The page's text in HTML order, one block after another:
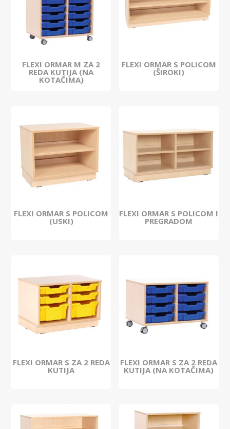
FLEXI ORMAR M ZA 2
REDA KUTIJA (NA
KOTAČIMA)
FLEXI ORMAR S POLICOM
(ŠIROKI)
FLEXI ORMAR S POLICOM
(USKI)
FLEXI ORMAR S POLICOM I
PREGRADOM
FLEXI ORMAR S ZA 2 REDA
KUTIJA
FLEXI ORMAR S ZA 2 REDA
KUTIJA (NA KOTAČIMA)